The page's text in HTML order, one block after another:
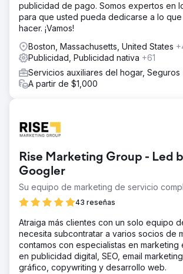
publicidad de pago. Somos expertos en
para que usted pueda dedicarse a lo
hacer. ¡Vamos!
Boston, Massachusetts, United States
Publicidad, Publicidad nativa +61
Servicios auxiliares del hogar, Seguros
A partir de $1,000
Rise Marketing Group - Led
Googler
Su equipo de marketing de servicio
43 reseñas
Atraiga más clientes con un solo equipo
necesita subcontratar a varios socios de
contamos con especialistas en marketing
en publicidad digital, SEO, email
gráfico, copywriting y desarrollo web.